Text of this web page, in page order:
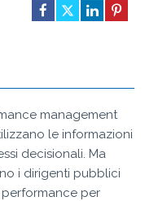
management
le informazioni
decisionali. Ma
i dirigenti pubblici
per